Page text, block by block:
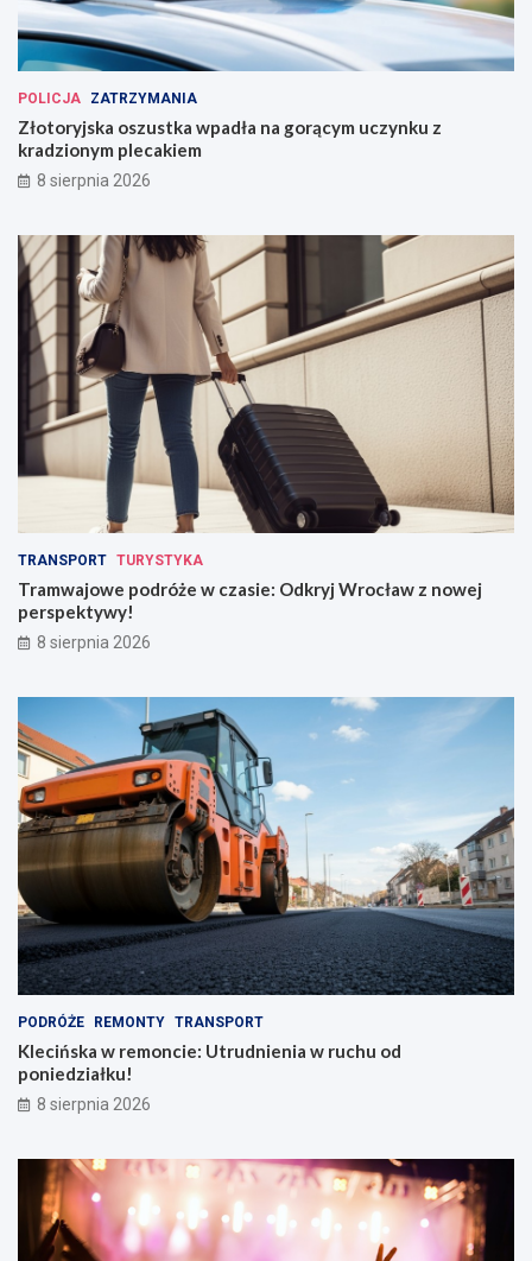
POLICJA ZATRZYMANIA
Złotoryjska oszustka wpadła na gorącym uczynku z
kradzionym plecakiem
8 sierpnia 2026
TRANSPORT TURYSTYKA
Tramwajowe podróże w czasie: Odkryj Wrocław z nowej
perspektywy!
8 sierpnia 2026
PODRÓŻE REMONTY TRANSPORT
Klecińska w remoncie: Utrudnienia w ruchu od
poniedziałku!
8 sierpnia 2026